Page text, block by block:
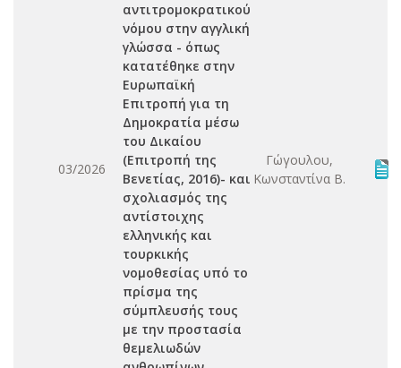
03/2026
αντιτρομοκρατικού
νόμου στην αγγλική
γλώσσα - όπως
κατατέθηκε στην
Ευρωπαϊκή
Επιτροπή για τη
Δημοκρατία μέσω
του Δικαίου
(Επιτροπή της
Βενετίας, 2016)- και
σχολιασμός της
αντίστοιχης
ελληνικής και
τουρκικής
νομοθεσίας υπό το
πρίσμα της
σύμπλευσής τους
με την προστασία
θεμελιωδών
Γώγουλου,
Κωνσταντίνα Β.